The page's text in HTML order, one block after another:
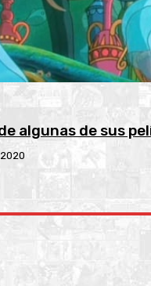
algunas de sus